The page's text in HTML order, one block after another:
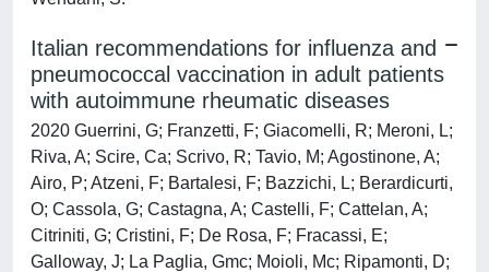
Italian recommendations for influenza and
pneumococcal vaccination in adult patients
with autoimmune rheumatic diseases
2020 Guerrini, G; Franzetti, F; Giacomelli, R; Meroni, L;
Riva, A; Scire, Ca; Scrivo, R; Tavio, M; Agostinone, A;
Airo, P; Atzeni, F; Bartalesi, F; Bazzichi, L; Berardicurti,
O; Cassola, G; Castagna, A; Castelli, F; Cattelan, A;
Citriniti, G; Cristini, F; De Rosa, F; Fracassi, E;
Galloway, J; La Paglia, Gmc; Moioli, Mc; Ripamonti, D;